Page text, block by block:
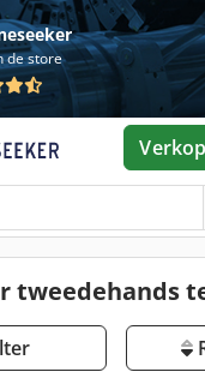
de store
tweedehands